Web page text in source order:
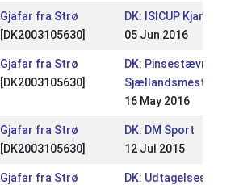
Gjafar fra Strø
[DK2003105630]
DK: ISICUP Kjarni
05 Jun 2016
Gjafar fra Strø
[DK2003105630]
DK: Pinsestævne /
16 May 2016
Gjafar fra Strø
[DK2003105630]
DK: DM Sport
12 Jul 2015
Gjafar fra Strø
DK: